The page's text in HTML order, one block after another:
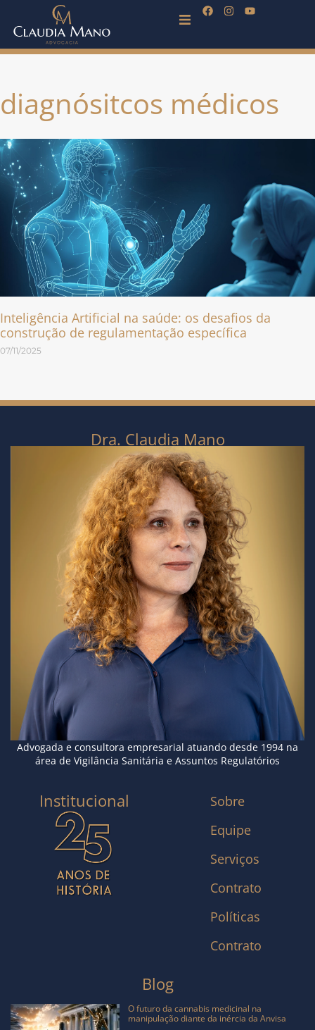
diagnósitcos médicos
Inteligência Artificial na saúde: os desafios da
construção de regulamentação específica
07/11/2025
Dra. Claudia Mano
Advogada e consultora empresarial atuando desde 1994 na
área de Vigilância Sanitária e Assuntos Regulatórios
Institucional
Sobre
Equipe
Serviços
Contrato
Políticas
Contrato
Blog
O futuro da cannabis medicinal na
manipulação diante da inércia da Anvisa